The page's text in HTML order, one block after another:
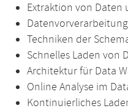
Extraktion von Daten
Datenvorverarbeitung
Techniken der
Schnelles Laden von
Architektur für Data
Online Analyse im
Kontinuierliches